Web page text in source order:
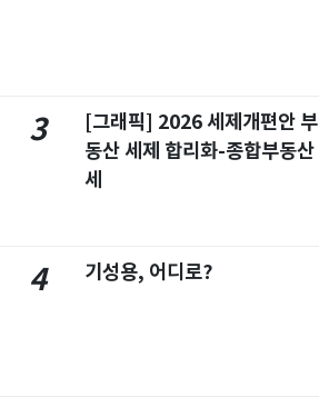
3
[그래픽] 2026 세제개편안 부
동산 세제 합리화-종합부동산
세
4 기성용, 어디로?